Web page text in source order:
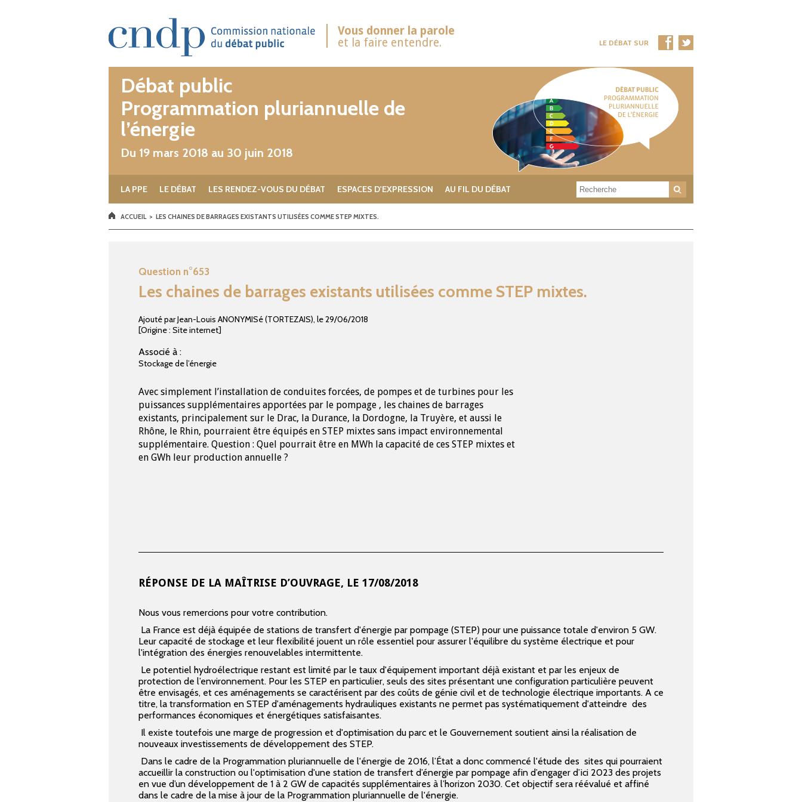
Vous donner la parole
et la faire entendre.
Débat public
Programmation pluriannuelle de
l’énergie
Du 19 mars 2018 au 30 juin 2018
LA PPE LE DÉBAT LES RENDEZ-VOUS DU DÉBAT ESPACES D'EXPRESSION AU FIL DU DÉBAT Rechercher
LE DÉBAT SUR
VOUS ÊTES ICI
ACCUEIL > LES CHAINES DE BARRAGES EXISTANTS UTILISÉES COMME STEP MIXTES.
Question n°653
Les chaines de barrages existants utilisées comme STEP mixtes.
Ajouté par Jean-Louis ANONYMISé (TORTEZAIS), le29/06/2018
[Origine : Site internet]
Associé à :
Stockage de l’énergie
Avec simplement l’installation de conduites forcées, de pompes et de turbines pour les
puissances supplémentaires apportées par le pompage , les chaines de barrages
existants, principalement sur le Drac, la Durance, la Dordogne, la Truyère, et aussi le
Rhône, le Rhin, pourraient être équipés en STEP mixtes sans impact environnemental
supplémentaire. Question : Quel pourrait être en MWh la capacité de ces STEP mixtes et
en GWh leur production annuelle ?
RÉPONSE DE LA MAÎTRISE D’OUVRAGE, LE 17/08/2018
Nous vous remercions pour votre contribution.
La France est déjà équipée de stations de transfert d'énergie par pompage (STEP) pour une puissance totale d'environ 5 GW.
Leur capacité de stockage et leur flexibilité jouent un rôle essentiel pour assurer l'équilibre du système électrique et pour
l'intégration des énergies renouvelables intermittente.
Le potentiel hydroélectrique restant est limité par le taux d'équipement important déjà existant et par les enjeux de
protection de l’environnement. Pour les STEP en particulier, seuls des sites présentant une configuration particulière peuvent
être envisagés, et ces aménagements se caractérisent par des coûts de génie civil et de technologie électrique importants. A ce
titre, la transformation en STEP d'aménagements hydrauliques existants ne permet pas systématiquement d'atteindre des
performances économiques et énergétiques satisfaisantes.
Il existe toutefois une marge de progression et d'optimisation du parc et le Gouvernement soutient ainsi la réalisation de
nouveaux investissements de développement des STEP.
Dans le cadre de la Programmation pluriannuelle de l'énergie de 2016, l’État a donc commencé l'étude des sites qui pourraient
accueillir la construction ou l'optimisation d'une station de transfert d’énergie par pompage afin d’engager d’ici 2023 des projets
en vue d’un développement de 1 à 2 GW de capacités supplémentaires à l’horizon 2030. Cet objectif sera réévalué et affiné
dans le cadre de la mise à jour de la Programmation pluriannuelle de l'énergie.